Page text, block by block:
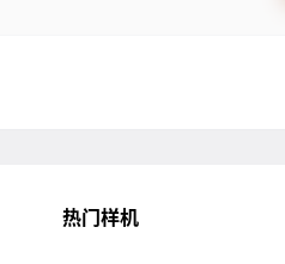
热门样机